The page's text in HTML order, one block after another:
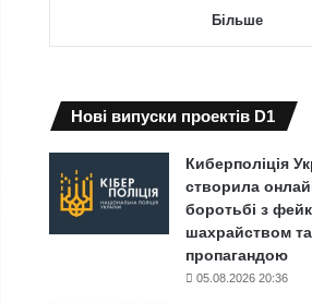
Більше
Нові випуски проектів D1
Киберполіція
створила
боротьбі з
шахрайством
пропагандою
05.08.2026 20:36